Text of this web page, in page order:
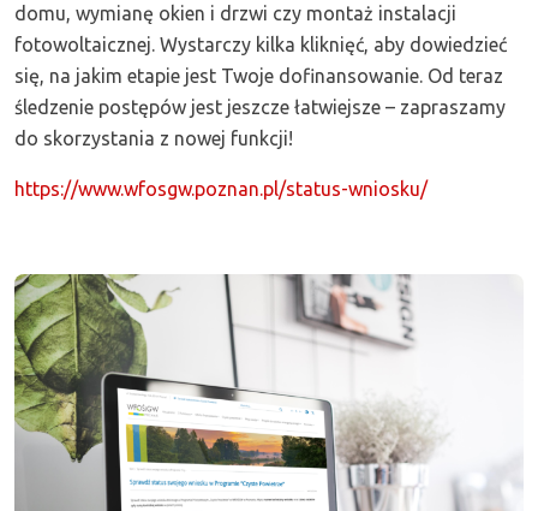
domu, wymianę okien i drzwi czy montaż instalacji
fotowoltaicznej. Wystarczy kilka kliknięć, aby dowiedzieć
się, na jakim etapie jest Twoje dofinansowanie. Od teraz
śledzenie postępów jest jeszcze łatwiejsze – zapraszamy
do skorzystania z nowej funkcji!
https://www.wfosgw.poznan.pl/status-wniosku/